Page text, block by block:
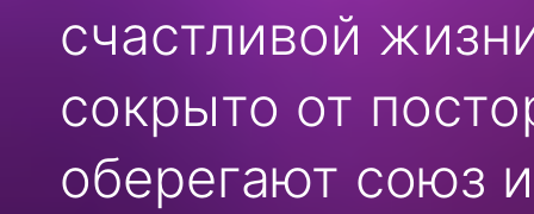
счастливой
сокрыто от
оберегают союз